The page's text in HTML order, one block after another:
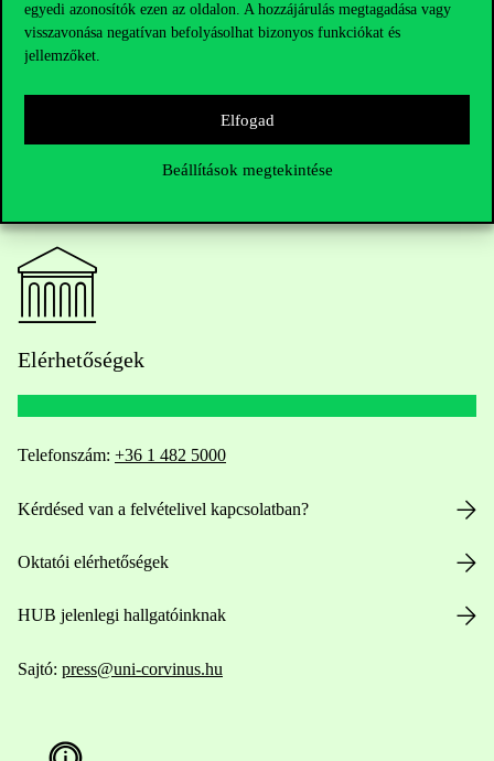
egyedi azonosítók ezen az oldalon. A hozzájárulás megtagadása vagy
visszavonása negatívan befolyásolhat bizonyos funkciókat és
jellemzőket.
Elfogad
Beállítások megtekintése
Elérhetőségek
Telefonszám: +36 1 482 5000
Kérdésed van a felvételivel kapcsolatban?
Oktatói elérhetőségek
HUB jelenlegi hallgatóinknak
Sajtó: press@uni-corvinus.hu